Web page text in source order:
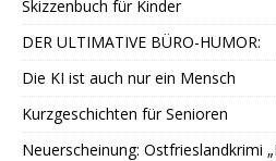
Skizzenbuch für Kinder
DER ULTIMATIVE BÜRO-HUMOR:
Die KI ist auch nur ein Mensch
Kurzgeschichten für Senioren
Neuerscheinung: Ostfrieslandkrimi